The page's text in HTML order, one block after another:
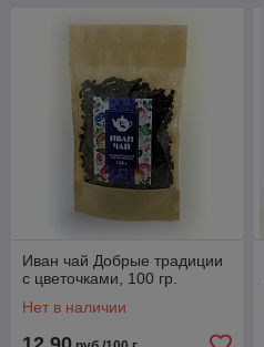
Иван чай Добрые традиции
с цветочками, 100 гр.
Нет в наличии